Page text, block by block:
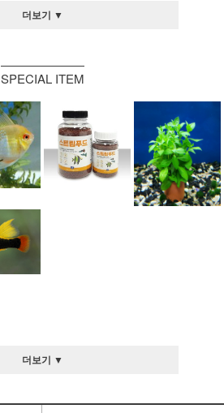
더보기 ▼
SPECIAL ITEM
더보기 ▼